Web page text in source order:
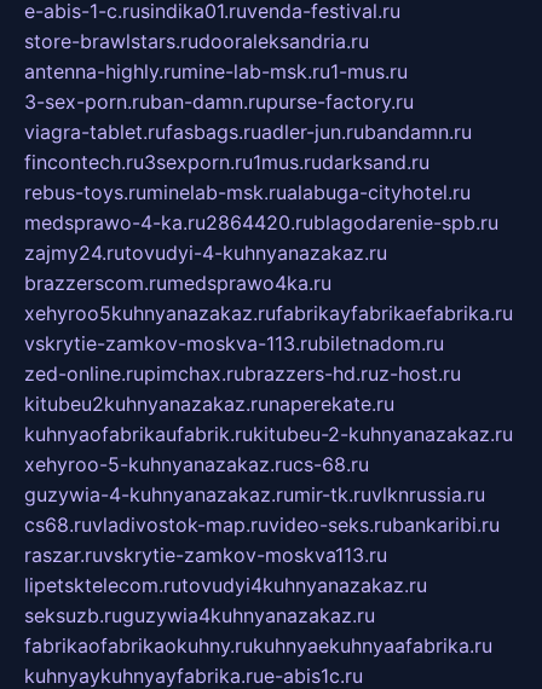
e-abis-1-c.rusindika01.ruvenda-festival.ru
store-brawlstars.rudooraleksandria.ru
antenna-highly.rumine-lab-msk.ru1-mus.ru
3-sex-porn.ruban-damn.rupurse-factory.ru
viagra-tablet.rufasbags.ruadler-jun.rubandamn.ru
fincontech.ru3sexporn.ru1mus.rudarksand.ru
rebus-toys.ruminelab-msk.rualabuga-cityhotel.ru
medsprawo-4-ka.ru2864420.rublagodarenie-spb.ru
zajmy24.rutovudyi-4-kuhnyanazakaz.ru
brazzerscom.rumedsprawo4ka.ru
xehyroo5kuhnyanazakaz.rufabrikayfabrikaefabrika.ru
vskrytie-zamkov-moskva-113.rubiletnadom.ru
zed-online.rupimchax.rubrazzers-hd.ruz-host.ru
kitubeu2kuhnyanazakaz.runaperekate.ru
kuhnyaofabrikaufabrik.rukitubeu-2-kuhnyanazakaz.ru
xehyroo-5-kuhnyanazakaz.rucs-68.ru
guzywia-4-kuhnyanazakaz.rumir-tk.ruvlknrussia.ru
cs68.ruvladivostok-map.ruvideo-seks.rubankaribi.ru
raszar.ruvskrytie-zamkov-moskva113.ru
lipetsktelecom.rutovudyi4kuhnyanazakaz.ru
seksuzb.ruguzywia4kuhnyanazakaz.ru
fabrikaofabrikaokuhny.rukuhnyaekuhnyaafabrika.ru
kuhnyaykuhnyayfabrika.rue-abis1c.ru